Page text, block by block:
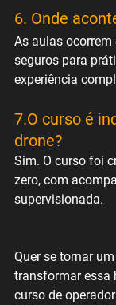
6. Onde
As aulas
seguros para
experiência
7.O curso é
drone?
Sim. O curso foi
zero, com
supervisionada.
Quer se tornar
transformar essa
curso de